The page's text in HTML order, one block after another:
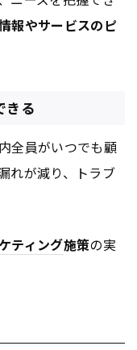
報やサービスのピ
きる
全員がいつでも顧
れが減り、トラブ
ティング施策の実